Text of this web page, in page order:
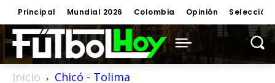
Principal Mundial 2026 Colombia Opinión Selección
Inicio Chicó - Tolima